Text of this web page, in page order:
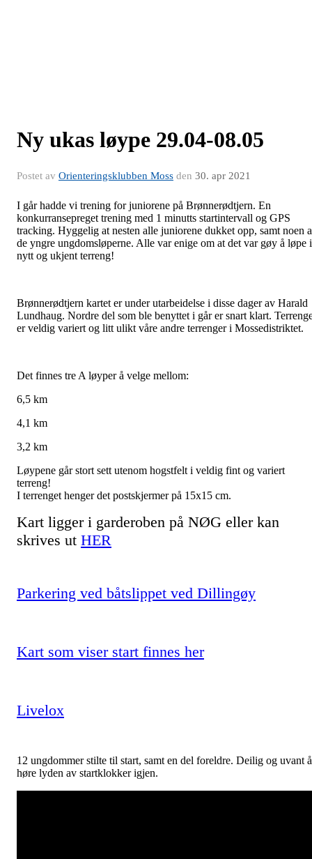
Ny ukas løype 29.04-08.05
Postet av Orienteringsklubben Moss den 30. apr 2021
I går hadde vi trening for juniorene på Brønnerødtjern. En
konkurransepreget trening med 1 minutts startintervall og GPS
tracking. Hyggelig at nesten alle juniorene dukket opp, samt noen
de yngre ungdomsløperne. Alle var enige om at det var gøy å løpe i
nytt og ukjent terreng!
Brønnerødtjern kartet er under utarbeidelse i disse dager av Harald
Lundhaug. Nordre del som ble benyttet i går er snart klart.
er veldig variert og litt ulikt våre andre terrenger i Mossedistriktet.
Det finnes tre A løyper å velge mellom:
6,5 km
4,1 km
3,2 km
Løypene går stort sett utenom hogstfelt i veldig fint og variert
terreng!
I terrenget henger det postskjermer på 15x15 cm.
Kart ligger i garderoben på NØG eller kan
skrives ut HER
Parkering ved båtslippet ved Dillingøy
Kart som viser start finnes her
Livelox
12 ungdommer stilte til start, samt en del foreldre. Deilig og uvant å
høre lyden av startklokker igjen.